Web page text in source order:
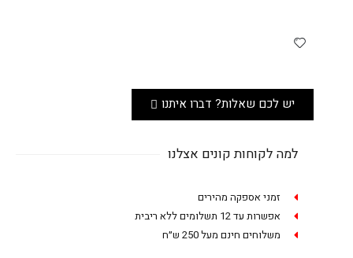
יש לכם שאלות? דברו איתנו
למה לקוחות קונים אצלנו
זמני אספקה מהירים
אפשרות עד 12 תשלומים ללא ריבית
משלוחים חינם מעל 250 ש״ח